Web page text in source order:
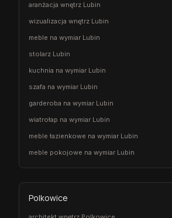
aranżacja wnętrz Lubin
wizualizacja wnętrz Lubin
meble na wymiar Lubin
stolarz Lubin
kuchnia na wymiar Lubin
szafa na wymiar Lubin
garderoba na wymiar Lubin
wiatrołap na wymiar Lubin
meble łazienkowe na wymiar Lubin
meble pokojowe na wymiar Lubin
Polkowice